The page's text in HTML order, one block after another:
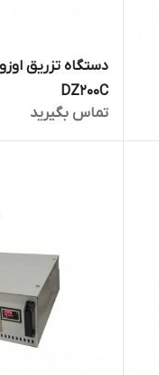
DZ200C
تماس بگیرید